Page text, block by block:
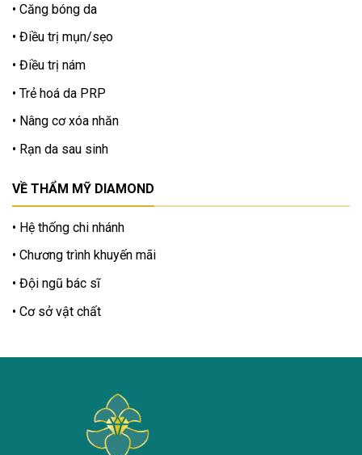
Căng bóng da
Điều trị mụn/sẹo
Điều trị nám
Trẻ hoá da PRP
Nâng cơ xóa nhăn
Rạn da sau sinh
VỀ THẨM MỸ DIAMOND
Hệ thống chi nhánh
Chương trình khuyến mãi
Đội ngũ bác sĩ
Cơ sở vật chất